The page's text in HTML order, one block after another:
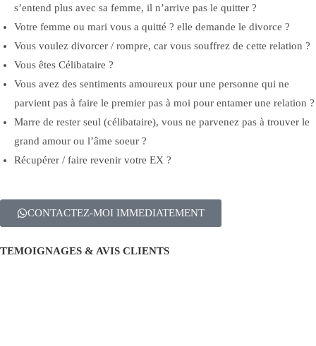
s’entend plus avec sa femme, il n’arrive pas le quitter ?
Votre femme ou mari vous a quitté ? elle demande le divorce ?
Vous voulez divorcer / rompre, car vous souffrez de cette relation ?
Vous êtes Célibataire ?
Vous avez des sentiments amoureux pour une personne qui ne
parvient pas à faire le premier pas à moi pour entamer une relation ?
Marre de rester seul (célibataire), vous ne parvenez pas à trouver le
grand amour ou l’âme soeur ?
Récupérer / faire revenir votre EX ?
CONTACTEZ-MOI IMMEDIATEMENT
TEMOIGNAGES & AVIS CLIENTS